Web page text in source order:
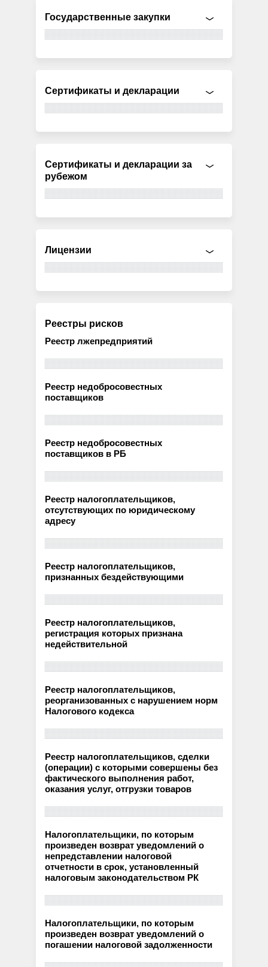
Государственные закупки
Сертификаты и декларации
Сертификаты и декларации за
рубежом
Лицензии
Реестры рисков
Реестр лжепредприятий
Реестр недобросовестных
поставщиков
Реестр недобросовестных
поставщиков в РБ
Реестр налогоплательщиков,
отсутствующих по юридическому
адресу
Реестр налогоплательщиков,
признанных бездействующими
Реестр налогоплательщиков,
регистрация которых признана
недействительной
Реестр налогоплательщиков,
реорганизованных с нарушением норм
Налогового кодекса
Реестр налогоплательщиков, сделки
(операции) с которыми совершены без
фактического выполнения работ,
оказания услуг, отгрузки товаров
Налогоплательщики, по которым
произведен возврат уведомлений о
непредставлении налоговой
отчетности в срок, установленный
налоговым законодательством РК
Налогоплательщики, по которым
произведен возврат уведомлений о
погашении налоговой задолженности